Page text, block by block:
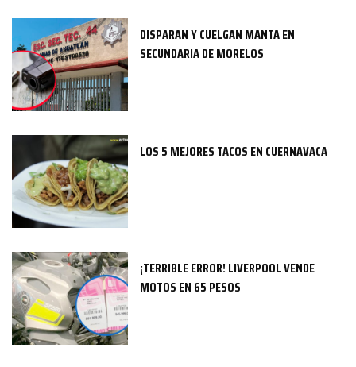
DISPARAN Y CUELGAN MANTA EN
SECUNDARIA DE MORELOS
LOS 5 MEJORES TACOS EN CUERNAVACA
¡TERRIBLE ERROR! LIVERPOOL VENDE
MOTOS EN 65 PESOS